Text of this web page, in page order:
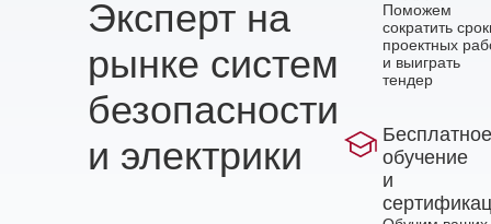
Эксперт на
рынке систем
безопасности
и электрики
Поможем
сократить
проектных
и выиграть
тендер
Бесплатное
обучение
и